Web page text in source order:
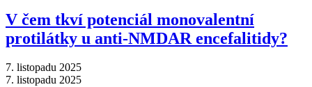
V čem tkví potenciál monovalentní
protilátky u anti-NMDAR encefalitidy?
7. listopadu 2025
7. listopadu 2025